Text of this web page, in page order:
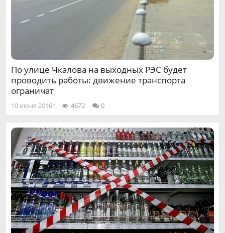
По улице Чкалова на выходных РЭС будет
проводить работы: движение транспорта
ограничат
10 июня 2016г. 4672 0